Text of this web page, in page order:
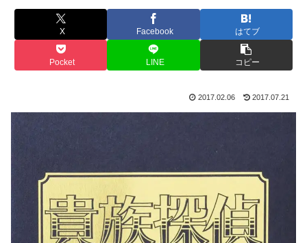
X Facebook はてブ
Pocket LINE コピー
2017.02.06 2017.07.21